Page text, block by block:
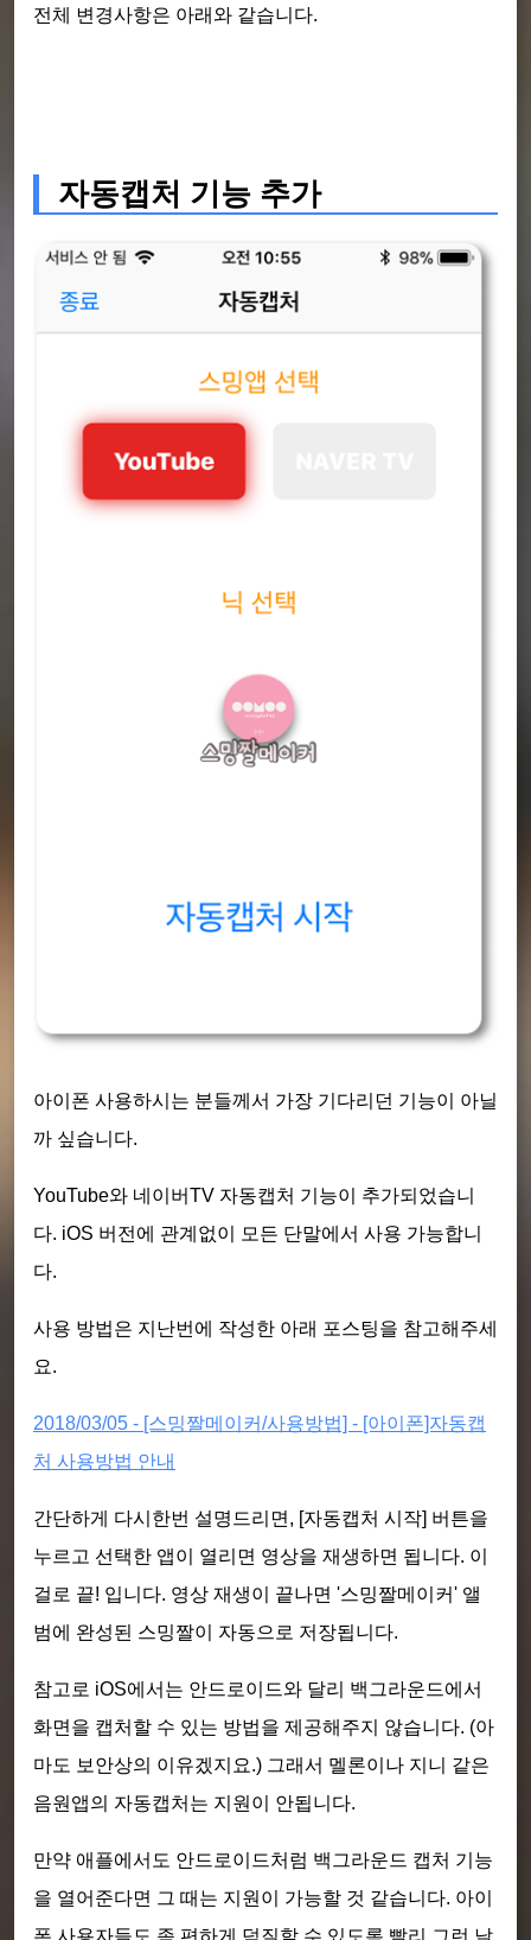
전체 변경사항은 아래와 같습니다.
자동캡처 기능 추가
아이폰 사용하시는 분들께서 가장 기다리던 기능이 아닐
까 싶습니다.
YouTube와 네이버TV 자동캡처 기능이 추가되었습니
다. iOS 버전에 관계없이 모든 단말에서 사용 가능합니
다.
사용 방법은 지난번에 작성한 아래 포스팅을 참고해주세
요.
2018/03/05 - [스밍짤메이커/사용방법] - [아이폰]자동캡
처 사용방법 안내
간단하게 다시한번 설명드리면, [자동캡처 시작] 버튼을
누르고 선택한 앱이 열리면 영상을 재생하면 됩니다. 이
걸로 끝! 입니다. 영상 재생이 끝나면 '스밍짤메이커' 앨
범에 완성된 스밍짤이 자동으로 저장됩니다.
참고로 iOS에서는 안드로이드와 달리 백그라운드에서
화면을 캡처할 수 있는 방법을 제공해주지 않습니다. (아
마도 보안상의 이유겠지요.) 그래서 멜론이나 지니 같은
음원앱의 자동캡처는 지원이 안됩니다.
만약 애플에서도 안드로이드처럼 백그라운드 캡처 기능
을 열어준다면 그 때는 지원이 가능할 것 같습니다. 아이
폰 사용자들도 좀 편하게 덕질할 수 있도록 빨리 그런 날